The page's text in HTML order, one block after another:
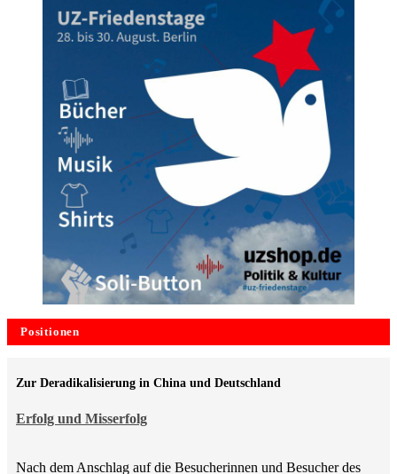
Positionen
Erfolg und Misserfolg
Zur Deradikalisierung in China und Deutschland
Nach dem Anschlag auf die Besucherinnen und Besucher des